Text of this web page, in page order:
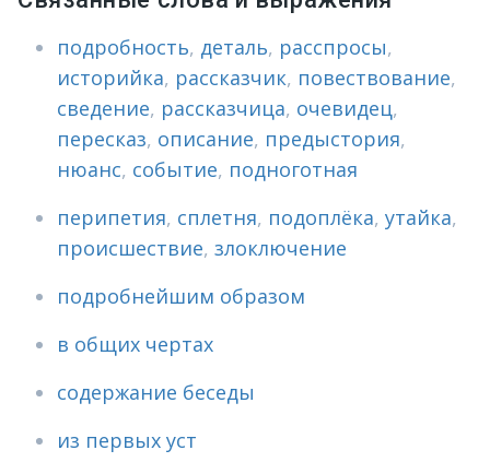
подробность, деталь, расспросы,
историйка, рассказчик, повествование,
сведение, рассказчица, очевидец,
пересказ, описание, предыстория,
нюанс, событие, подноготная
перипетия, сплетня, подоплёка, утайка,
происшествие, злоключение
подробнейшим образом
в общих чертах
содержание беседы
из первых уст